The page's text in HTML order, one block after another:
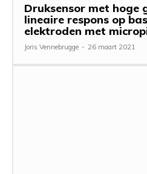
Druksensor met hoge
lineaire respons op
elektroden met
Joris Vennebrugge - 26 maart 2021